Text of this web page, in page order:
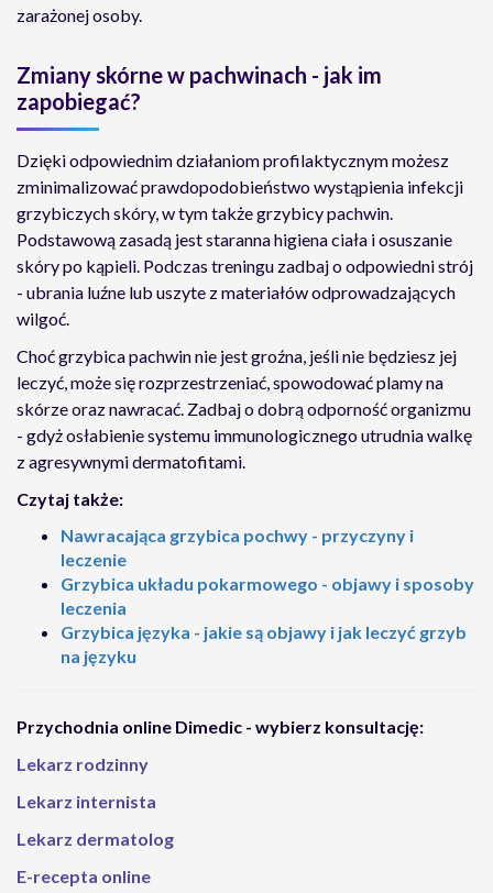
zarażonej osoby.
Zmiany skórne w pachwinach - jak im
zapobiegać?
Dzięki odpowiednim działaniom profilaktycznym możesz
zminimalizować prawdopodobieństwo wystąpienia infekcji
grzybiczych skóry, w tym także grzybicy pachwin.
Podstawową zasadą jest staranna higiena ciała i osuszanie
skóry po kąpieli. Podczas treningu zadbaj o odpowiedni strój
- ubrania luźne lub uszyte z materiałów odprowadzających
wilgoć.
Choć grzybica pachwin nie jest groźna, jeśli nie będziesz jej
leczyć, może się rozprzestrzeniać, spowodować plamy na
skórze oraz nawracać. Zadbaj o dobrą odporność organizmu
- gdyż osłabienie systemu immunologicznego utrudnia walkę
z agresywnymi dermatofitami.
Czytaj także:
Nawracająca grzybica pochwy - przyczyny i
leczenie
Grzybica układu pokarmowego - objawy i sposoby
leczenia
Grzybica języka - jakie są objawy i jak leczyć grzyb
na języku
Przychodnia online Dimedic - wybierz konsultację:
Lekarz rodzinny
Lekarz internista
Lekarz dermatolog
E-recepta online